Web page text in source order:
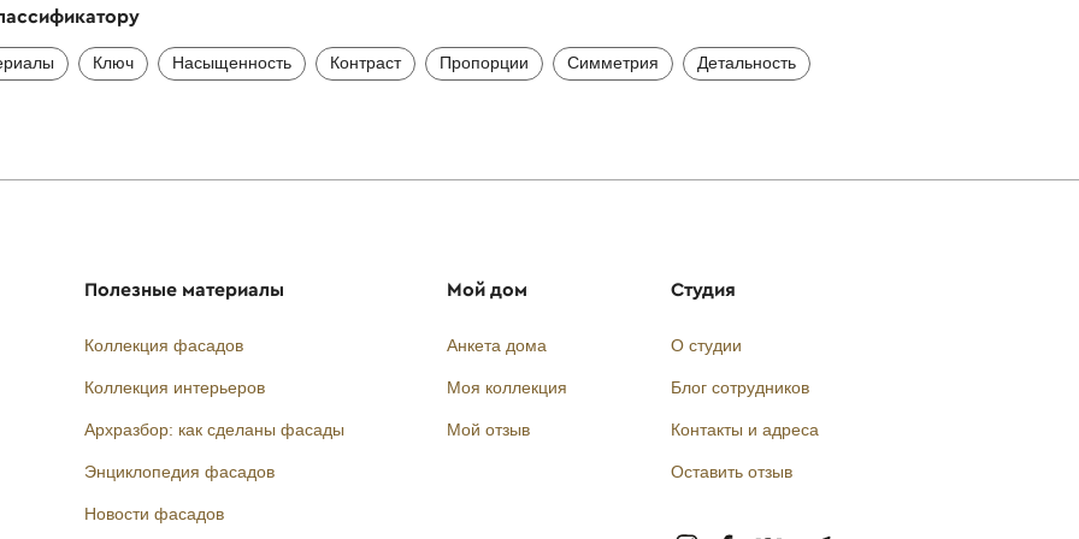
Ключ Насыщенность Контраст Пропорции Симметрия Детальность
Полезные материалы
Коллекция фасадов
Коллекция интерьеров
Архразбор: как сделаны фасады
Энциклопедия фасадов
Новости фасадов
Мой дом
Анкета дома
Моя коллекция
Мой отзыв
Студия
О студии
Блог сотрудников
Контакты и адреса
Оставить отзыв